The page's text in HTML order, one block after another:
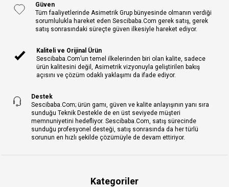
Güven
Tüm faaliyetlerinde Asimetrik Grup bünyesinde olmanın verdiği
sorumlulukla hareket eden Sescibaba.Com gerek satış, gerek
satış sonrasındaki süreçte güven ilkesiyle hareket ediyor.
Kaliteli ve Orijinal Ürün
Sescibaba.Com’un temel ilkelerinden biri olan kalite, sadece
ürün kalitesini değil, Asimetrik vizyonuyla geliştirilen bakış
açısını ve çözüm odaklı yaklaşımı da ifade ediyor.
Destek
Sescibaba.Com; ürün gamı, güven ve kalite anlayışının yanı sıra
sunduğu Teknik Destekle de en üst seviyede müşteri
memnuniyetini hedefliyor. Sescibaba.Com, satış sürecinde
sunduğu profesyonel desteği, satış sonrasında da her türlü
sorunun en hızlı şekilde çözümüyle de devam ettiriyor.
Kategoriler